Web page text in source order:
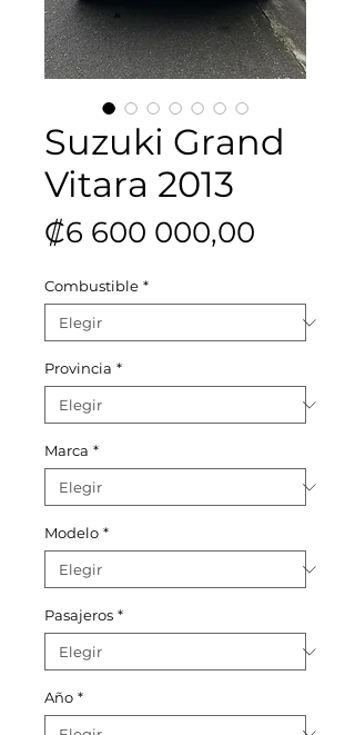
Suzuki Grand
Vitara 2013
₡6 600 000,00
Combustible *
Provincia *
Marca *
Modelo *
Pasajeros *
Año *